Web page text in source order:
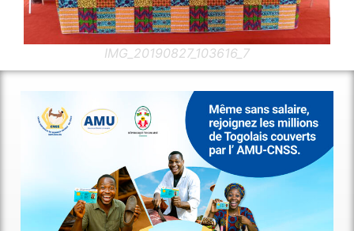
IMG_20190827_103616_7